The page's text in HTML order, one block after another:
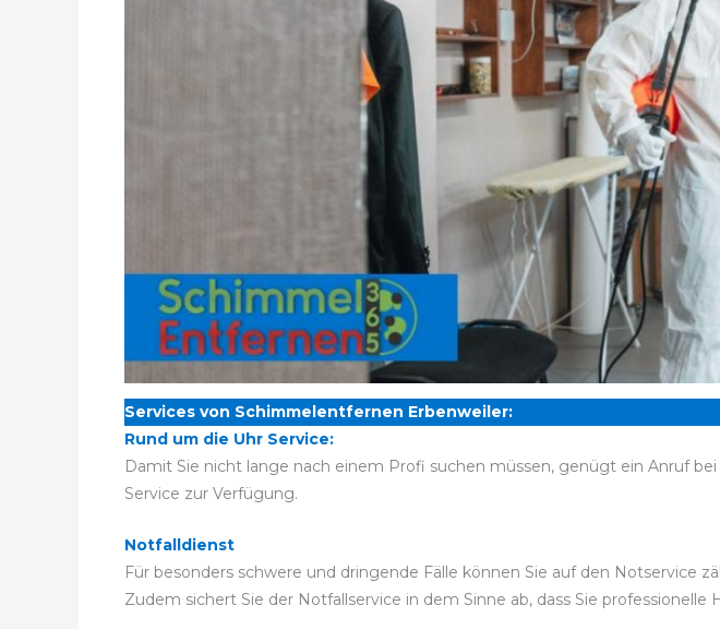
Services von Schimmelentfernen Erbenweiler:
Rund um die Uhr Service:
Damit Sie nicht lange nach einem Profi suchen müssen, genügt ein Anruf bei
Service zur Verfügung.
Notfalldienst
Für besonders schwere und dringende Fälle können Sie auf den Notservice
Zudem sichert Sie der Notfallservice in dem Sinne ab, dass Sie